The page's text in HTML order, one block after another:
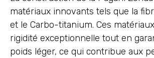
matériaux innovants tels que la
et le Carbo-titanium. Ces
rigidité exceptionnelle tout en
poids léger, ce qui contribue aux